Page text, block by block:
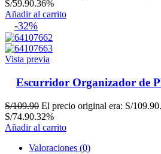
S/59.90.36%
Añadir al carrito
-32%
Vista previa
Escurridor Organizador de
S/109.90 El precio original era: S/109.90.
S/74.90.32%
Añadir al carrito
Valoraciones (0)